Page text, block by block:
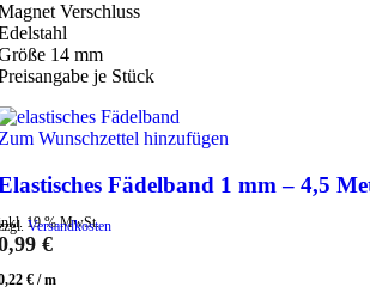
Verschluss
14 mm
je Stück
Wunschzettel hinzufügen
Fädelband 1 mm – 4,5
19 % MwSt.
Versandkosten
€
€ /m